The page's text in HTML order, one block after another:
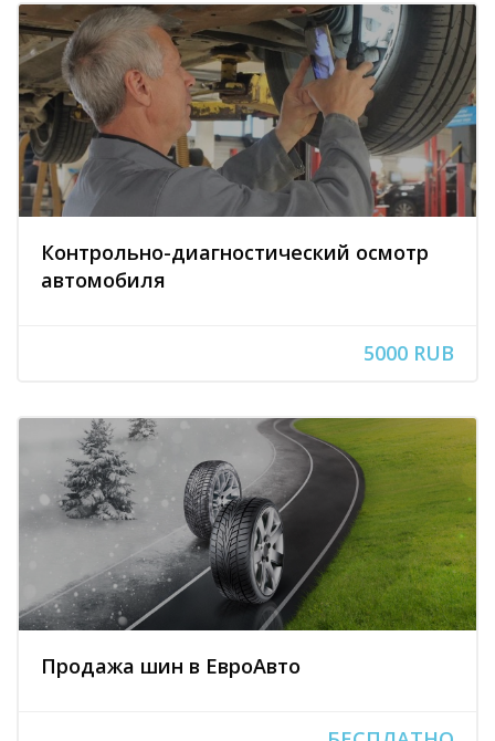
Контрольно-диагностический осмотр
автомобиля
5000 RUB
Продажа шин в ЕвроАвто